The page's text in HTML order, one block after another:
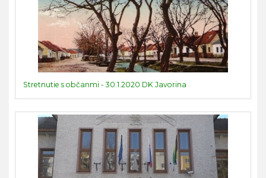
Stretnutie s občanmi - 30.1.2020 DK Javorina